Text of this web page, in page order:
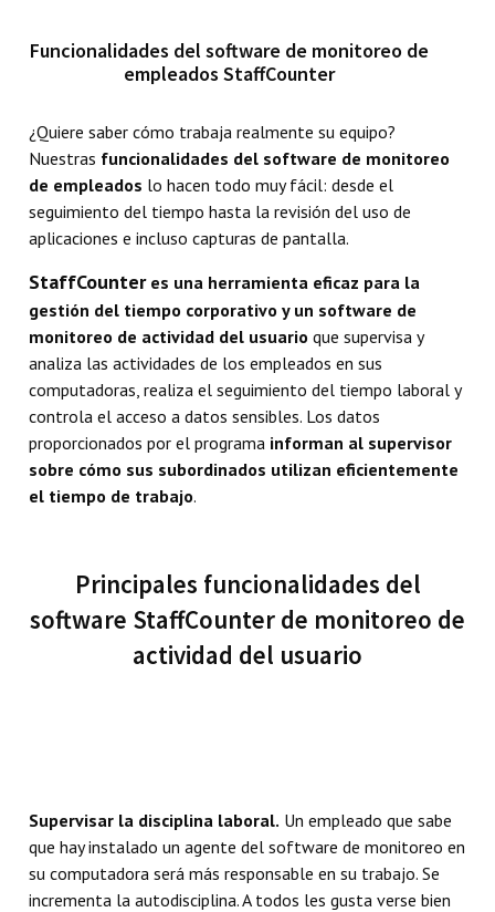
Funcionalidades del software de monitoreo de
empleados StaffCounter
¿Quiere saber cómo trabaja realmente su equipo?
Nuestras funcionalidades del software de monitoreo
de empleados lo hacen todo muy fácil: desde el
seguimiento del tiempo hasta la revisión del uso de
aplicaciones e incluso capturas de pantalla.
StaffCounter es una herramienta eficaz para la
gestión del tiempo corporativo y un software de
monitoreo de actividad del usuario que supervisa y
analiza las actividades de los empleados en sus
computadoras, realiza el seguimiento del tiempo laboral y
controla el acceso a datos sensibles. Los datos
proporcionados por el programa informan al supervisor
sobre cómo sus subordinados utilizan eficientemente
el tiempo de trabajo.
Principales funcionalidades del
software StaffCounter de monitoreo de
actividad del usuario
Supervisar la disciplina laboral. Un empleado que sabe
que hay instalado un agente del software de monitoreo en
su computadora será más responsable en su trabajo. Se
incrementa la autodisciplina. A todos les gusta verse bien